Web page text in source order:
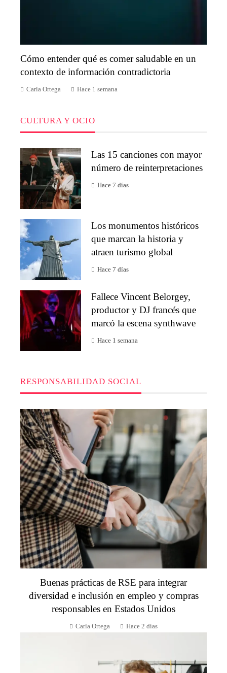
Cómo entender qué es comer saludable en un
contexto de información contradictoria
Carla Ortega Hace 1 semana
CULTURA Y OCIO
Las 15 canciones con mayor
número de reinterpretaciones
Hace 7 días
Los monumentos históricos
que marcan la historia y
atraen turismo global
Hace 7 días
Fallece Vincent Belorgey,
productor y DJ francés que
marcó la escena synthwave
Hace 1 semana
RESPONSABILIDAD SOCIAL
Buenas prácticas de RSE para integrar
diversidad e inclusión en empleo y compras
responsables en Estados Unidos
Carla Ortega Hace 2 días